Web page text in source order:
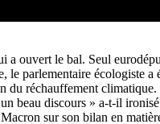
a ouvert le bal. Seul
le parlementaire écologiste a
du réchauffement climatique.
beau discours » a-t-il
sur son bilan en matiè